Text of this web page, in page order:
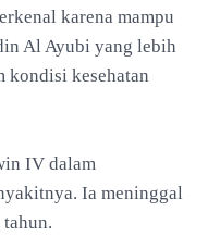
karena mampu
Al Ayubi yang lebih
kondisi kesehatan
IV dalam
Ia meninggal